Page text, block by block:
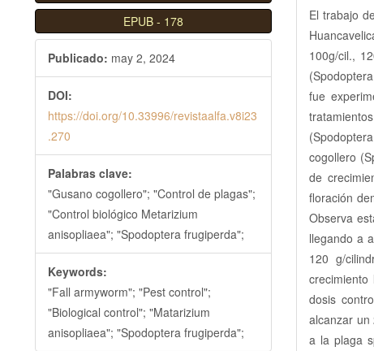
B
a
EPUB- 178
Publicado: may 2, 2024
DOI:
https://doi.org/10.33996/revistaalfa.v8i23
.270
Palabras clave:
"Gusano cogollero"; "Control de plagas";
"Control biológico Metarizium
anisopliaea"; "Spodoptera frugiperda";
Keywords:
"Fall armyworm"; "Pest control";
"Biological control"; "Matarizium
anisopliaea"; "Spodoptera frugiperda";
El trabajo
100g/cil.,
fue
cogollero
de
floración
Observa
llegando a
120 g/
dosis
alcanzar
a la plaga